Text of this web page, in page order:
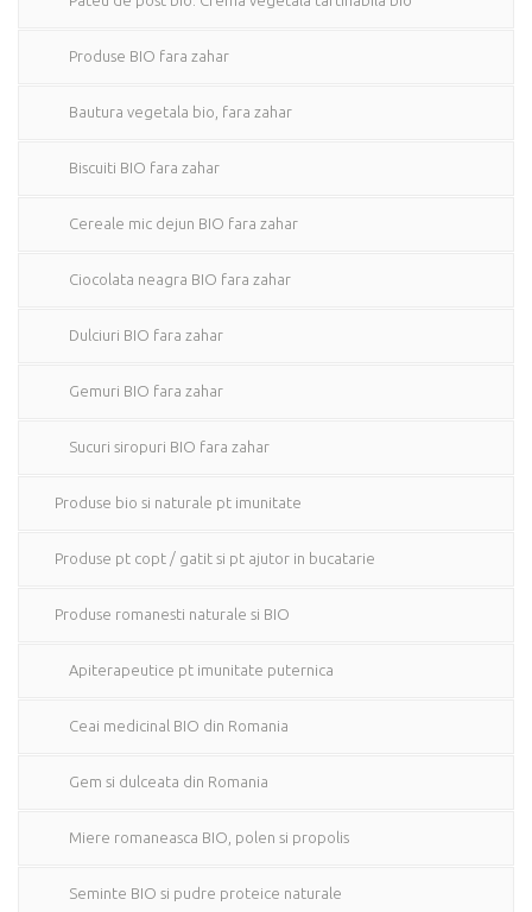
Produse BIO fara zahar
Bautura vegetala bio, fara zahar
Biscuiti BIO fara zahar
Cereale mic dejun BIO fara zahar
Ciocolata neagra BIO fara zahar
Dulciuri BIO fara zahar
Gemuri BIO fara zahar
Sucuri siropuri BIO fara zahar
Produse bio si naturale pt imunitate
Produse pt copt / gatit si pt ajutor in bucatarie
Produse romanesti naturale si BIO
Apiterapeutice pt imunitate puternica
Ceai medicinal BIO din Romania
Gem si dulceata din Romania
Miere romaneasca BIO, polen si propolis
Seminte BIO si pudre proteice naturale